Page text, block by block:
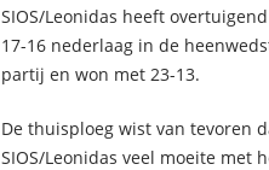
SIOS/Leonidas heeft
17-16 nederlaag in de
partij en won met 23-13.
De thuisploeg wist van tevoren
SIOS/Leonidas veel moeite met